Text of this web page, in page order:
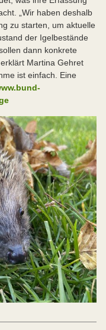
„Wir haben deshalb
zu starten, um aktuelle
der Igelbestände
dann konkrete
Martina Gehret
ist einfach. Eine